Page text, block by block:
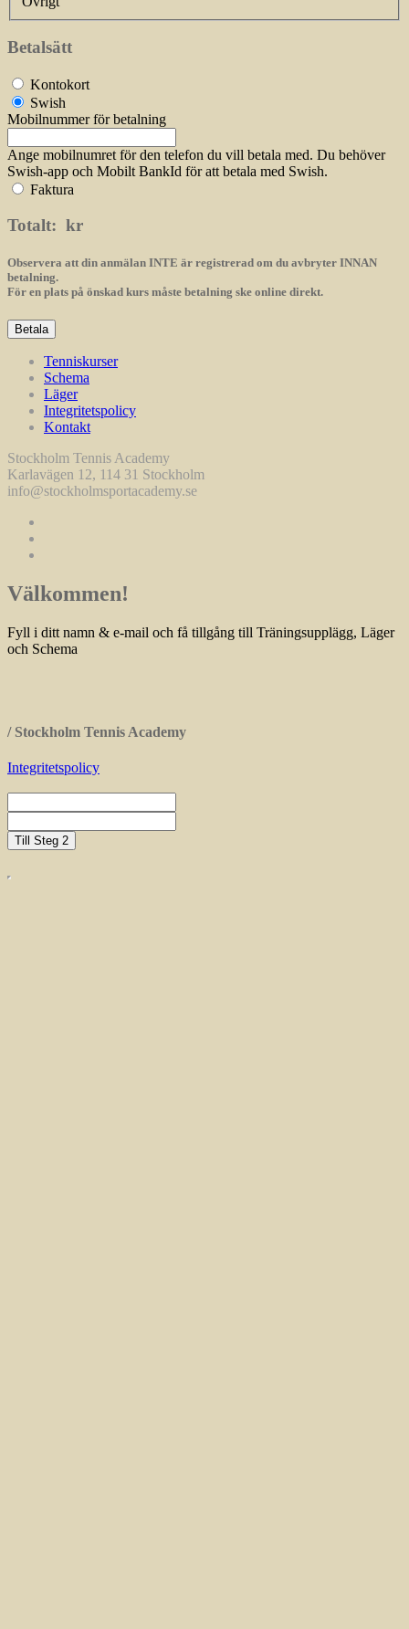
Betalsätt
Kontokort
Swish
Mobilnummer för betalning
Ange mobilnumret för den telefon du vill betala med. Du behöver
Swish-app och Mobilt BankId för att betala med Swish.
Faktura
Totalt: kr
Observera att din anmälan INTE är registrerad om du avbryter INNAN
betalning.
För en plats på önskad kurs måste betalning ske online direkt.
Tenniskurser
Schema
Läger
Integritetspolicy
Kontakt
Stockholm Tennis Academy
Karlavägen 12, 114 31 Stockholm
info@stockholmsportacademy.se
Välkommen!
Fyll i ditt namn & e-mail och få tillgång till Träningsupplägg, Läger
och Schema
/ Stockholm Tennis Academy
Integritetspolicy